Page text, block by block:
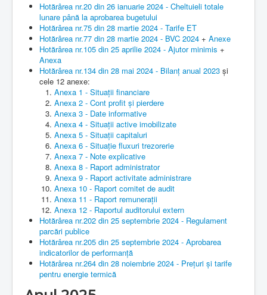
Hotărârea nr.20 din 26 ianuarie 2024 - Cheltuieli totale
lunare până la aprobarea bugetului
Hotărârea nr.75 din 28 martie 2024 - Tarife ET
Hotărârea nr.77 din 28 martie 2024 - BVC 2024 + Anexe
Hotărârea nr.105 din 25 aprilie 2024 - Ajutor minimis +
Anexa
Hotărârea nr.134 din 28 mai 2024 - Bilanț anual 2023 și
cele 12 anexe:
Anexa 1 - Situații financiare
Anexa 2 - Cont profit și pierdere
Anexa 3 - Date informative
Anexa 4 - Situații active imobilizate
Anexa 5 - Situații capitaluri
Anexa 6 - Situație fluxuri trezorerie
Anexa 7 - Note explicative
Anexa 8 - Raport administrator
Anexa 9 - Raport activitate administrare
Anexa 10 - Raport comitet de audit
Anexa 11 - Raport remunerații
Anexa 12 - Raportul auditorului extern
Hotărârea nr.202 din 25 septembrie 2024 - Regulament
parcări publice
Hotărârea nr.205 din 25 septembrie 2024 - Aprobarea
indicatorilor de performanță
Hotărârea nr.264 din 28 noiembrie 2024 - Prețuri și tarife
pentru energie termică